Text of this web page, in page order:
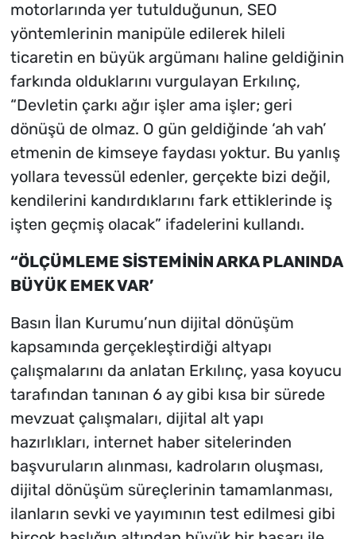
motorlarında yer tutulduğunun, SEO
yöntemlerinin manipüle edilerek hileli
ticaretin en büyük argümanı haline geldiğinin
farkında olduklarını vurgulayan Erkılınç,
“Devletin çarkı ağır işler ama işler; geri
dönüşü de olmaz. O gün geldiğinde ‘ah vah’
etmenin de kimseye faydası yoktur. Bu yanlış
yollara tevessül edenler, gerçekte bizi değil,
kendilerini kandırdıklarını fark ettiklerinde iş
işten geçmiş olacak” ifadelerini kullandı.
“ÖLÇÜMLEME SİSTEMİNİN ARKA PLANINDA
BÜYÜK EMEK VAR’
Basın İlan Kurumu’nun dijital dönüşüm
kapsamında gerçekleştirdiği altyapı
çalışmalarını da anlatan Erkılınç, yasa koyucu
tarafından tanınan 6 ay gibi kısa bir sürede
mevzuat çalışmaları, dijital alt yapı
hazırlıkları, internet haber sitelerinden
başvuruların alınması, kadroların oluşması,
dijital dönüşüm süreçlerinin tamamlanması,
ilanların sevki ve yayımının test edilmesi gibi